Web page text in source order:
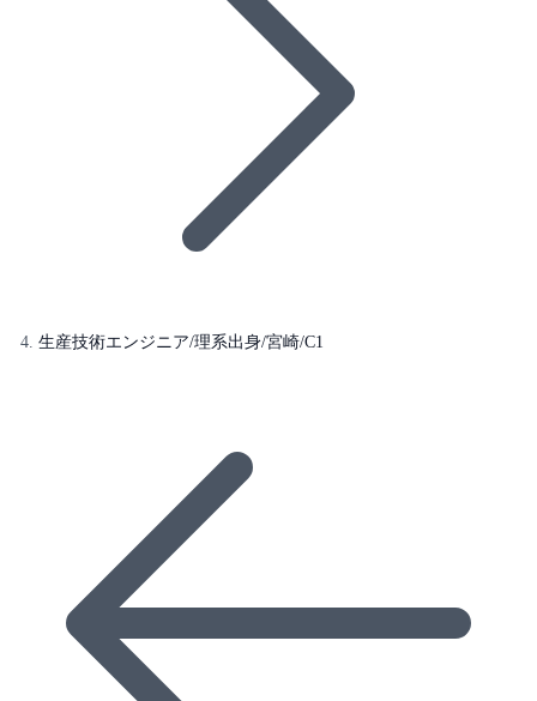
生産技術エンジニア/理系出身/宮崎/C1